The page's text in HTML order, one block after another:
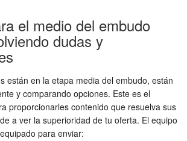
el medio del embudo
dudas y
están en la etapa media del embudo, están
y comparando opciones. Este es el
proporcionarles contenido que resuelva sus
a ver la superioridad de tu oferta. El equipo
para enviar: